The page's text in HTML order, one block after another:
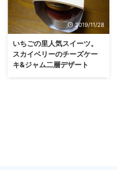
2019/11/28
いちごの里人気スイーツ。
スカイベリーのチーズケー
キ&ジャム二層デザート